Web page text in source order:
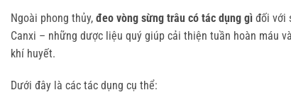
Ngoài phong thủy, đeo vòng sừng trâu có tác dụng gì đối với
Canxi – những dược liệu quý giúp cải thiện tuần hoàn máu
khí huyết.
Dưới đây là các tác dụng cụ thể: